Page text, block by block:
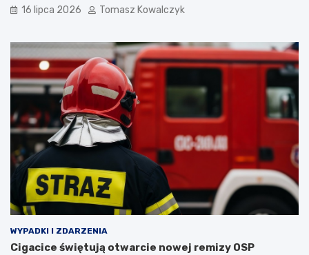
16 lipca 2026 Tomasz Kowalczyk
WYPADKI I ZDARZENIA
Cigacice świętują otwarcie nowej remizy OSP